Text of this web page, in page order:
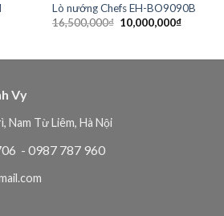
Lò nướng Chefs EH-BO9090B
16,500,000₫ Giá
gốc
10,000,000₫Giá
Vy
Nam Từ Liêm, Hà Nội
- 0987 787 960